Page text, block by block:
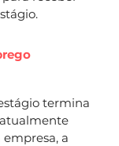
termina
a